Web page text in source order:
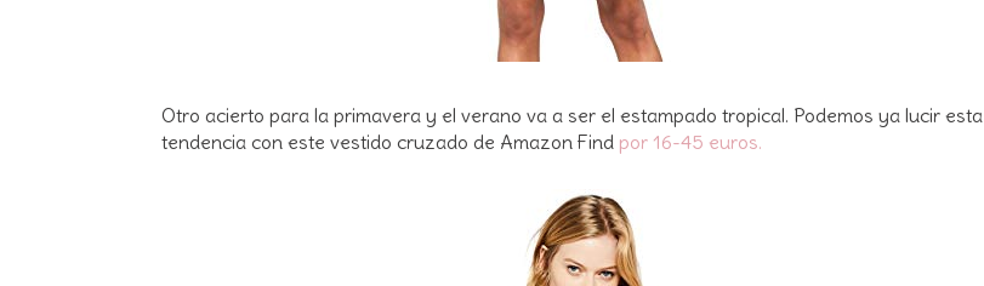
Otro acierto para la primavera y el verano va a ser el estampado tropical. Podemos ya lucir esta
tendencia con este vestido cruzado de Amazon Find por 16-45 euros.